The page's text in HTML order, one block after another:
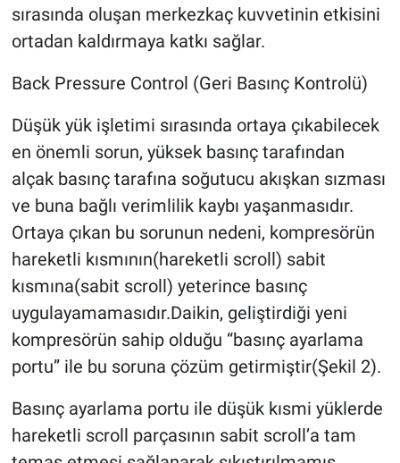
sırasında oluşan merkezkaç kuvvetinin etkisini
ortadan kaldırmaya katkı sağlar.
Back Pressure Control (Geri Basınç Kontrolü)
Düşük yük işletimi sırasında ortaya çıkabilecek
en önemli sorun, yüksek basınç tarafından
alçak basınç tarafına soğutucu akışkan sızması
ve buna bağlı verimlilik kaybı yaşanmasıdır.
Ortaya çıkan bu sorunun nedeni, kompresörün
hareketli kısmının(hareketli scroll) sabit
kısmına(sabit scroll) yeterince basınç
uygulayamamasıdır.Daikin, geliştirdiği yeni
kompresörün sahip olduğu “basınç ayarlama
portu” ile bu soruna çözüm getirmiştir(Şekil 2).
Basınç ayarlama portu ile düşük kısmi yüklerde
hareketli scroll parçasının sabit scroll’a tam